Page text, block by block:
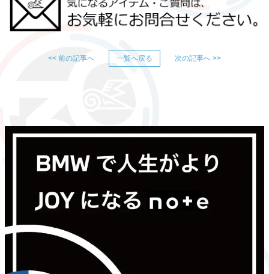
<< 前の記事へ 一覧へ戻る 次の記事へ >>